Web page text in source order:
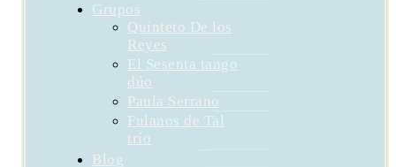
Grupos
Quinteto De los
Reyes
El Sesenta tango
dúo
Paula Serrano
Fulanos de Tal
trío
Blog